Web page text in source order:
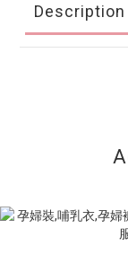
Description